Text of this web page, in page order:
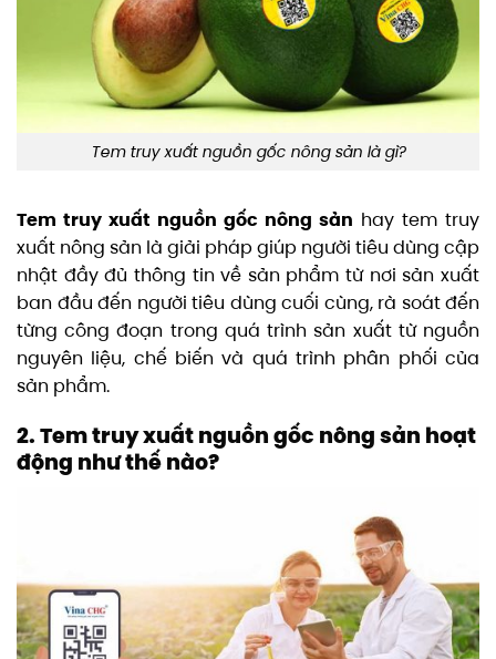
Tem truy xuất nguồn gốc nông sản là gì?
Tem truy xuất nguồn gốc nông sản hay tem truy
xuất nông sản là giải pháp giúp người tiêu dùng cập
nhật đầy đủ thông tin về sản phẩm từ nơi sản xuất
ban đầu đến người tiêu dùng cuối cùng, rà soát đến
từng công đoạn trong quá trình sản xuất từ nguồn
nguyên liệu, chế biến và quá trình phân phối của
sản phẩm.
2. Tem truy xuất nguồn gốc nông sản hoạt
động như thế nào?